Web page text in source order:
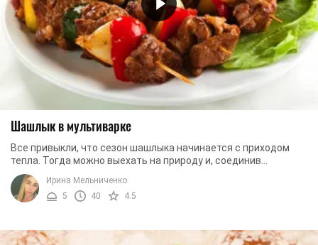
Шашлык в мультиварке
Все привыкли, что сезон шашлыка начинается с приходом
тепла. Тогда можно выехать на природу и, соединив
приятное с полезным, приготовить вкуснейший ...
Ирина Мельниченко
5
40 4.5